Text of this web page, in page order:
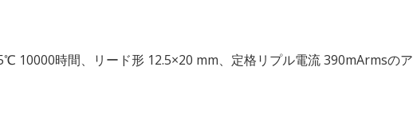
10000時間、リード形 12.5×20 mm、定格リプル電流 390mArmsのア